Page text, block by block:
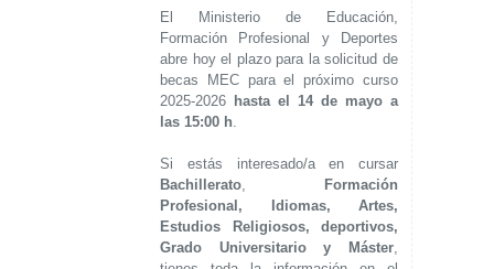
El Ministerio de Educación,
Formación Profesional y Deportes
abre hoy el plazo para la solicitud de
becas MEC para el próximo curso
2025-2026 hasta el 14 de mayo a
las 15:00 h.
Si estás interesado/a en cursar
Bachillerato,
Formación
Profesional, Idiomas, Artes,
Estudios Religiosos, deportivos,
Grado Universitario y Máster,